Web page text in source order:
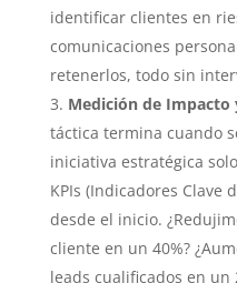
identificar clientes en
comunicaciones
retenerlos, todo sin
Medición de Impacto
táctica termina cuando
iniciativa estratégica
KPIs (Indicadores Clave
desde el inicio.
cliente en un 40%?
leads cualificados en un